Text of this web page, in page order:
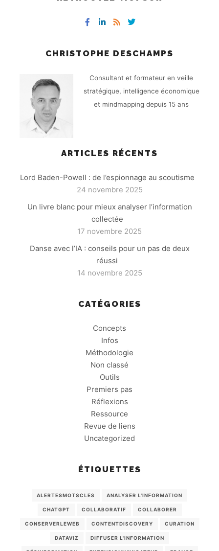
CHRISTOPHE DESCHAMPS
Consultant et formateur en veille
stratégique, intelligence économique
et mindmapping depuis 15 ans
ARTICLES RÉCENTS
Lord Baden-Powell : de l’espionnage au scoutisme
24 novembre 2025
Un livre blanc pour mieux analyser l’information
collectée
17 novembre 2025
Danse avec l’IA : conseils pour un pas de deux
réussi
14 novembre 2025
CATÉGORIES
Concepts
Infos
Méthodologie
Non classé
Outils
Premiers pas
Réflexions
Ressource
Revue de liens
Uncategorized
ÉTIQUETTES
ALERTESMOTSCLES ANALYSER L'INFORMATION
CHATGPT COLLABORATIF COLLABORER
CONSERVERLEWEB CONTENTDISCOVERY CURATION
DATAVIZ DIFFUSER L'INFORMATION